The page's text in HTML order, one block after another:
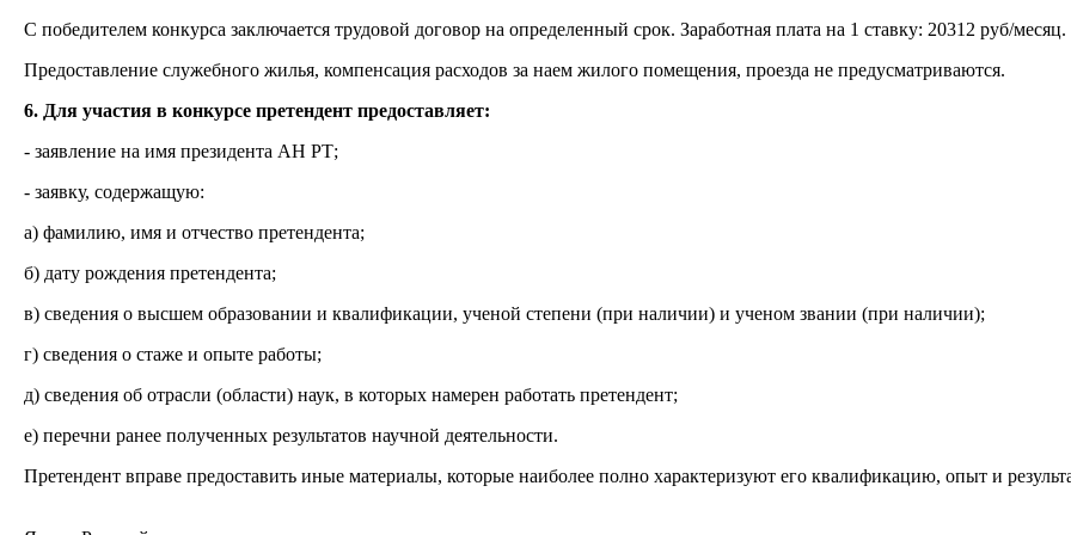
С победителем конкурса заключается трудовой договор на определенный срок. Заработная плата на 1 ставку: 20312 руб/месяц.
Предоставление служебного жилья, компенсация расходов за наем жилого помещения, проезда не предусматриваются.
6. Для участия в конкурсе претендент предоставляет:
- заявление на имя президента АН РТ;
- заявку, содержащую:
а) фамилию, имя и отчество претендента;
б) дату рождения претендента;
в) сведения о высшем образовании и квалификации, ученой степени (при наличии) и ученом звании (при наличии);
г) сведения о стаже и опыте работы;
д) сведения об отрасли (области) наук, в которых намерен работать претендент;
е) перечни ранее полученных результатов научной деятельности.
Претендент вправе предоставить иные материалы, которые наиболее полно характеризуют его квалификацию, опыт и